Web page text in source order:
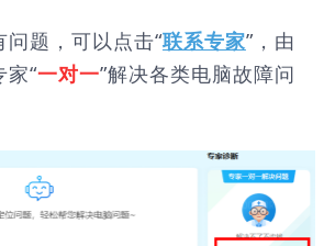
题，可以点击“联系专家”，由
“一对一”解决各类电脑故障问